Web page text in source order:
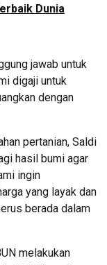
Dunia
jawab untuk
digaji untuk
dengan
pertanian, Saldi
hasil bumi agar
ingin
yang layak dan
berada dalam
melakukan